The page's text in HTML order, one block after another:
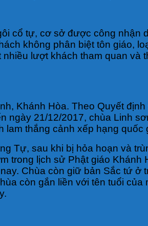
cổ tự, cơ sở được công nhận
không phân biệt tôn giáo,
lượt khách tham quan và
Khánh Hòa. Theo Quyết
ngày 21/12/2017, chùa Linh
thắng cảnh xếp hạng quốc
Tự, sau khi bị hỏa hoạn và
trong lịch sử Phật giáo Khánh
Chùa còn giữ bản Sắc tứ ở
còn gắn liền với tên tuổi của